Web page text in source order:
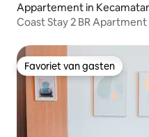
Appartement in
Coast Stay 2 BR
Favoriet van gasten
Favoriet van gasten